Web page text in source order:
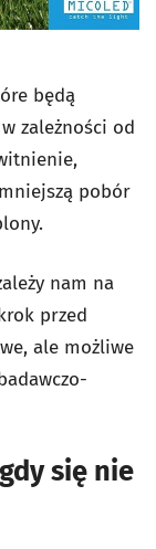
będą
zależności od
pobór
nam na
przed
ale możliwe
się nie